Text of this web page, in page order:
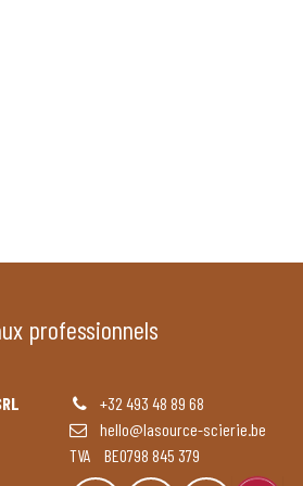
professionnels
+32 493 48 89 68
hello@lasource-scierie.be
TVA BE0798 845 379